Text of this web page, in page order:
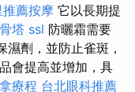
推薦按摩 它以長期提
塔 ssl 防曬霜需要
劑，並防止雀斑，
會提高並增加，具
療程 台北眼科推薦